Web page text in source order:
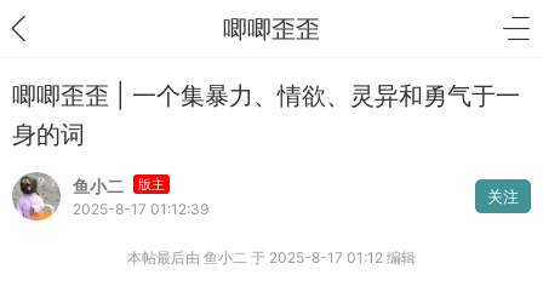
唧唧歪歪
唧唧歪歪 | 一个集暴力、情欲、灵异和勇气于一
身的词
鱼小二 版主
2025-8-17 01:12:39
关注
本帖最后由 鱼小二 于 2025-8-17 01:12 编辑